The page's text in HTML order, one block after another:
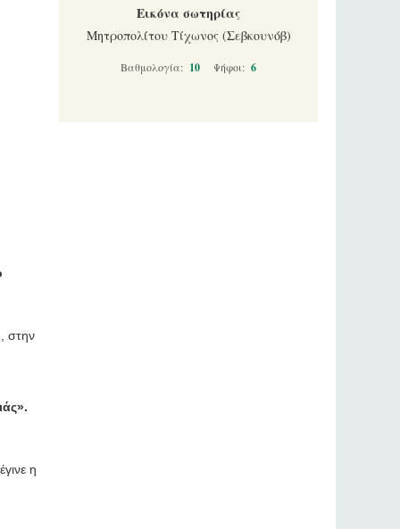
στην
η
Εικόνα σωτηρίας
Μητροπολίτου Τίχωνος (Σεβκουνόβ)
Βαθμολογία: 10 Ψήφοι: 6